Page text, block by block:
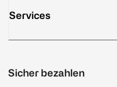
Services
Sicher bezahlen